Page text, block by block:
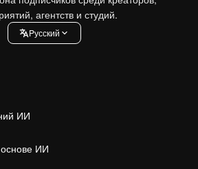
агентств и студий.
Pусский
ИИ
ИИ